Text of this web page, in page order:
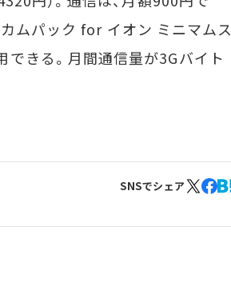
ムパック for イオン ミニマムス
できる。月間通信量が3Gバイト
SNSでシェア